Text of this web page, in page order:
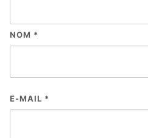
NOM *
E-MAIL *